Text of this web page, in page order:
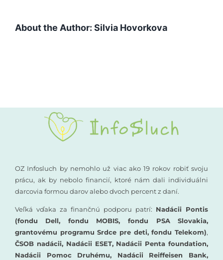
About the Author: Silvia Hovorkova
OZ Infosluch by nemohlo už viac ako 19 rokov robiť svoju
prácu, ak by nebolo financií, ktoré nám dali individuálni
darcovia formou darov alebo dvoch percent z daní.
Veľká vďaka za finančnú podporu patrí: Nadácii Pontis
(fondu Dell, fondu MOBIS, fondu PSA Slovakia,
grantovému programu Srdce pre deti, fondu Telekom),
ČSOB nadácii, Nadácii ESET, Nadácii Penta foundation,
Nadácii Pomoc Druhému, Nadácii Reiffeisen Bank,